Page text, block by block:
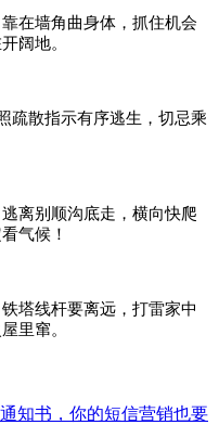
在墙角曲身体，抓住机会
阔地。
疏散指示有序逃生，切忌乘
离别顺沟底走，横向快爬
气候！
塔线杆要离远，打雷家中
里窜。
知书，你的短信营销也要